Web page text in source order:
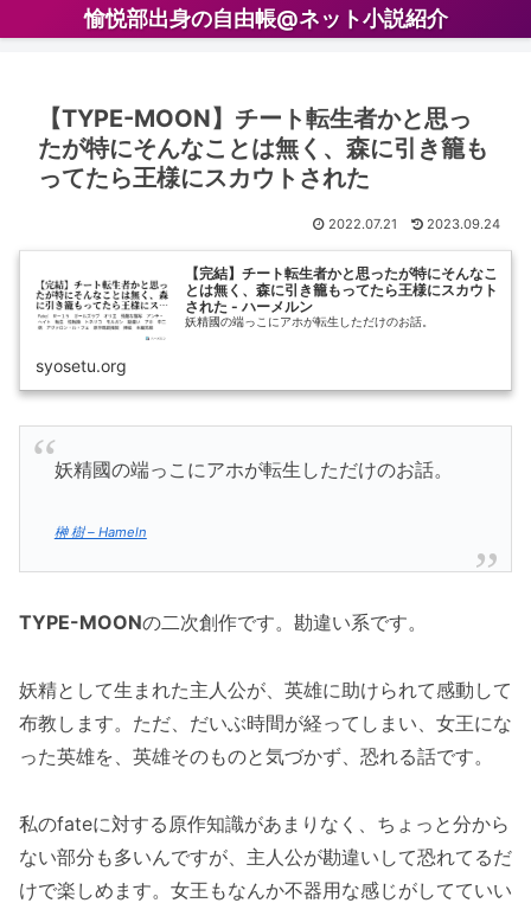
愉悦部出身の自由帳@ネット小説紹介
【TYPE-MOON】チート転生者かと思っ
たが特にそんなことは無く、森に引き籠も
ってたら王様にスカウトされた
2022.07.21 2023.09.24
【完結】チート転生者かと思ったが特にそんなこ
とは無く、森に引き籠もってたら王様にスカウト
された - ハーメルン
妖精國の端っこにアホが転生しただけのお話。
syosetu.org
妖精國の端っこにアホが転生しただけのお話。
榊 樹 – Hameln
TYPE-MOONの二次創作です。勘違い系です。
妖精として生まれた主人公が、英雄に助けられて感動して
布教します。ただ、だいぶ時間が経ってしまい、女王にな
った英雄を、英雄そのものと気づかず、恐れる話です。
私のfateに対する原作知識があまりなく、ちょっと分から
ない部分も多いんですが、主人公が勘違いして恐れてるだ
けで楽しめます。女王もなんか不器用な感じがしてていい